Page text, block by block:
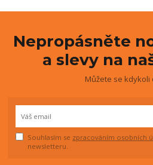
Nepropásněte
a slevy na
Můžete se kdykoli
Souhlasím se zpracováním osobních
newsletteru.